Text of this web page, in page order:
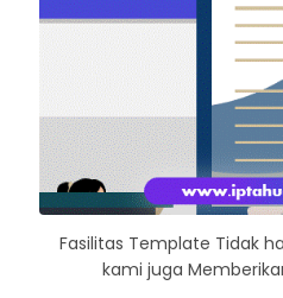
Fasilitas Template Tidak
kami juga